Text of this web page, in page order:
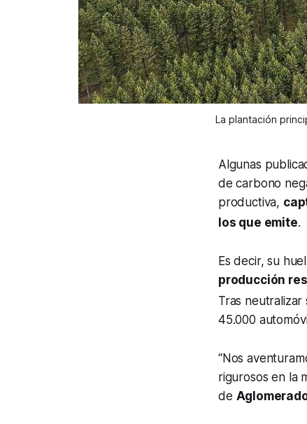
La plantación
Algunas
de carbono
productiva,
los que emite.
Es decir, su
producción
Tras neutralizar
45.000
“Nos
rigurosos en la
de